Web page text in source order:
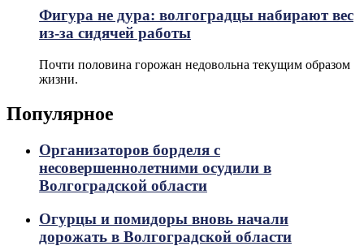
Фигура не дура: волгоградцы набирают вес
из-за сидячей работы
Почти половина горожан недовольна текущим образом
жизни.
Популярное
Организаторов борделя с
несовершеннолетними осудили в
Волгоградской области
Огурцы и помидоры вновь начали
дорожать в Волгоградской области